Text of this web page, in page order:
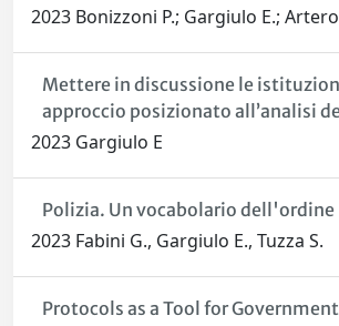
2023 Bonizzoni P.; Gargiulo E.;
Mettere in discussione le
approccio posizionato all’analisi
2023 Gargiulo E
Polizia. Un vocabolario dell'ordine
2023 Fabini G., Gargiulo E., Tuzza S.
Protocols as a Tool for Government